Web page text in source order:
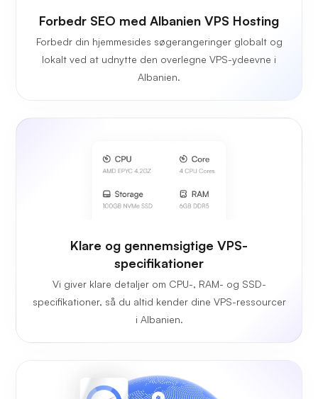
Forbedr SEO med Albanien VPS Hosting
Forbedr din hjemmesides søgerangeringer globalt og
lokalt ved at udnytte den overlegne VPS-ydeevne i
Albanien.
Klare og gennemsigtige VPS-
specifikationer
Vi giver klare detaljer om CPU-, RAM- og SSD-
specifikationer, så du altid kender dine VPS-ressourcer
i Albanien.